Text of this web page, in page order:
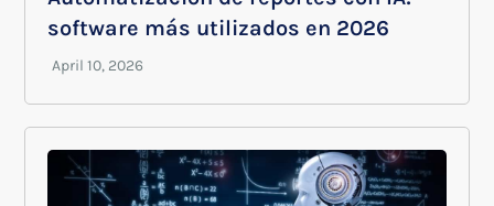
software más utilizados en 2026